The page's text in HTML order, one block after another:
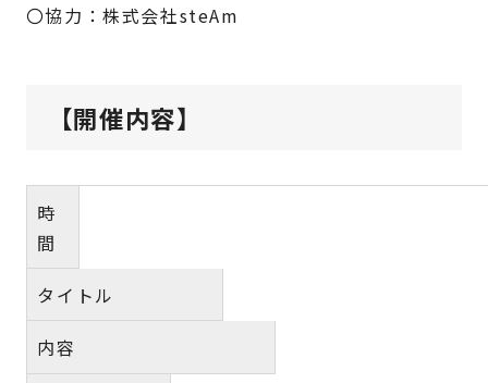
〇協力：株式会社steAm
【開催内容】
時
間
タイトル
内容